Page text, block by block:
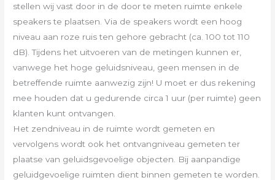
stellen wij vast door in de door te meten ruimte enkele
speakers te plaatsen. Via de speakers wordt een hoog
niveau aan roze ruis ten gehore gebracht (ca. 100 tot 110
dB). Tijdens het uitvoeren van de metingen kunnen er,
vanwege het hoge geluidsniveau, geen mensen in de
betreffende ruimte aanwezig zijn! U moet er dus rekening
mee houden dat u gedurende circa 1 uur (per ruimte) geen
klanten kunt ontvangen.
Het zendniveau in de ruimte wordt gemeten en
vervolgens wordt ook het ontvangniveau gemeten ter
plaatse van geluidsgevoelige objecten. Bij aanpandige
geluidgevoelige ruimten dient binnen gemeten te worden.